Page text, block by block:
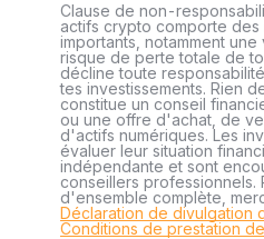
Clause de non-
actifs crypto comporte des
importants, notamment
risque de perte totale de
décline toute
tes investissements. Rien
constitue un conseil
ou une offre d'achat, de
d'actifs numériques. Les
évaluer leur situation
indépendante et sont
conseillers professionnels.
d'ensemble complète,
Déclaration de divulgation
Conditions de prestation